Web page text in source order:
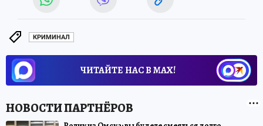
КРИМИНАЛ
ЧИТАЙТЕ НАС В МАХ!